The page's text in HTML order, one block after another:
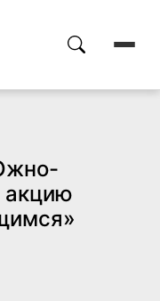
акцию